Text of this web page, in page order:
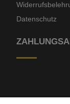
Datenschutz